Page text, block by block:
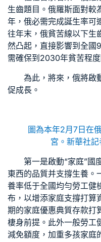
生齒題目。俄羅斯面對較
年，俄必需完成誕生率可
往年末，俄貧苦線以下生
然凸起，直接影響到全國
需確保到2030年貧苦程
為此，將來，俄將啟
促成長。
圖為本年2月7日在
宮。新華社記
第一是啟動“家庭”國
東西的品質并支撐生養
養率低于全國均勻勞工健
布，以增添家庭支撐打算
期的家庭優惠典質存款打
棲身前提。此外一般勞工
減免額度，加重多孩家庭